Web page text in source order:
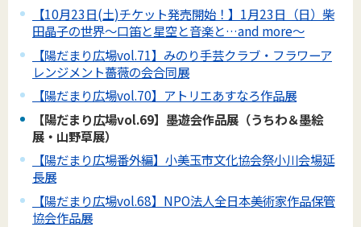
【10月23日(土)チケット発売開始！】1月23日（日）柴
田晶子の世界～口笛と星空と音楽と…and more～
【陽だまり広場vol.71】みのり手芸クラブ・フラワーア
レンジメント薔薇の会合同展
【陽だまり広場vol.70】アトリエあすなろ作品展
【陽だまり広場vol.69】墨遊会作品展（うちわ＆墨絵
展・山野草展）
【陽だまり広場番外編】小美玉市文化協会祭小川会場延
長展
【陽だまり広場vol.68】NPO法人全日本美術家作品保管
協会作品展